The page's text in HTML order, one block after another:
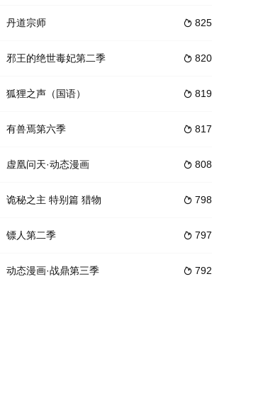
 825
丹道宗师
 820
邪王的绝世毒妃第二季
 819
狐狸之声（国语）
 817
有兽焉第六季
 808
虚凰问天·动态漫画
 798
诡秘之主 特别篇 猎物
 797
镖人第二季
 792
动态漫画·战鼎第三季